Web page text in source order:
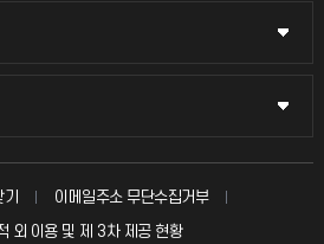
이메일주소 무단수집거부
외 이용 및 제 3차 제공 현황